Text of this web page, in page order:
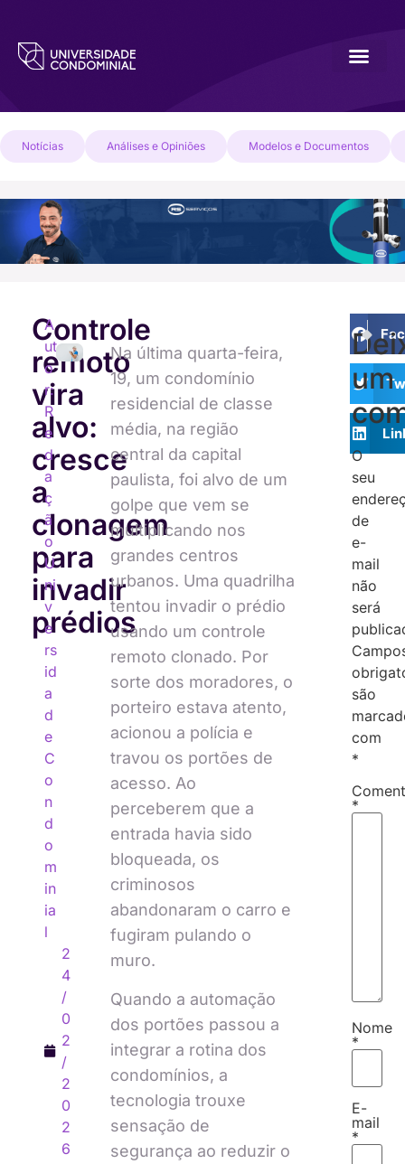
Notícias Análises e Opiniões Modelos e Documentos
Controle
remoto
vira
alvo:
cresce
a
clonagem
para
invadir
prédios
A
ut
o
r:
R
e
d
a
ç
ã
o
U
ni
v
e
rs
id
a
d
e
C
o
n
d
o
m
in
ia
l
2
4
/
0
2
/
2
0
2
6
Na última quarta-feira,
19, um condomínio
residencial de classe
média, na região
central da capital
paulista, foi alvo de um
golpe que vem se
multiplicando nos
grandes centros
urbanos. Uma quadrilha
tentou invadir o prédio
usando um controle
remoto clonado. Por
sorte dos moradores, o
porteiro estava atento,
acionou a polícia e
travou os portões de
acesso. Ao
perceberem que a
entrada havia sido
bloqueada, os
criminosos
abandonaram o carro e
fugiram pulando o
muro.
Quando a automação
dos portões passou a
integrar a rotina dos
condomínios, a
tecnologia trouxe
sensação de
segurança ao reduzir o
um
O
seu
de
e-
mail
não
será
são
com
*
*
Nome
*
E-
mail
*